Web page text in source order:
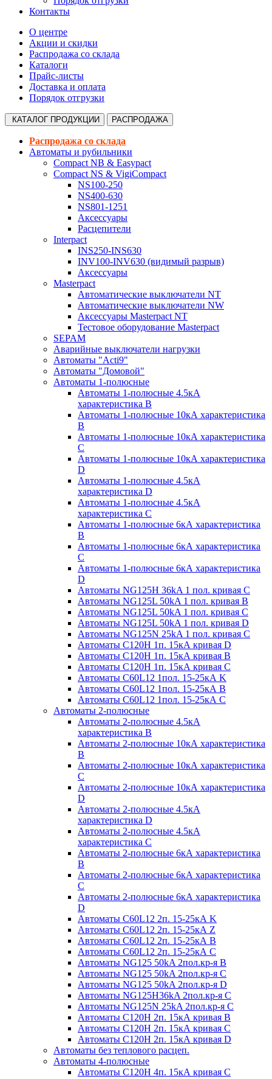
Контакты
О центре
Акции и скидки
Распродажа со склада
Каталоги
Прайс-листы
Доставка и оплата
Порядок отгрузки
КАТАЛОГ ПРОДУКЦИИ РАСПРОДАЖА
Распродажа со склада
Автоматы и рубильники
Compact NB & Easypact
Compact NS & VigiCompact
NS100-250
NS400-630
NS801-1251
Аксессуары
Расцепители
Interpact
INS250-INS630
INV100-INV630 (видимый разрыв)
Аксессуары
Masterpact
Автоматические выключатели NT
Автоматические выключатели NW
Аксессуары Masterpact NT
Тестовое оборудование Masterpact
SEPAM
Аварийные выключатели нагрузки
Автоматы "Acti9"
Автоматы "Домовой"
Автоматы 1-полюсные
Автоматы 1-полюсные 4.5кА
характеристика В
Автоматы 1-полюсные 10кА характеристика
B
Автоматы 1-полюсные 10кА характеристика
C
Автоматы 1-полюсные 10кА характеристика
D
Автоматы 1-полюсные 4.5кА
характеристика D
Автоматы 1-полюсные 4.5кА
характеристика С
Автоматы 1-полюсные 6кА характеристика
B
Автоматы 1-полюсные 6кА характеристика
C
Автоматы 1-полюсные 6кА характеристика
D
Автоматы NG125H 36kA 1 пол. кривая C
Автоматы NG125L 50kA 1 пол. кривая B
Автоматы NG125L 50kA 1 пол. кривая C
Автоматы NG125L 50kA 1 пол. кривая D
Автоматы NG125N 25kA 1 пол. кривая C
Автоматы С120H 1п. 15кА кривая D
Автоматы С120H 1п. 15кА кривая В
Автоматы С120H 1п. 15кА кривая С
Автоматы С60L12 1пол. 15-25кА K
Автоматы С60L12 1пол. 15-25кА В
Автоматы С60L12 1пол. 15-25кА С
Автоматы 2-полюсные
Автоматы 2-полюсные 4.5кА
характеристика В
Автоматы 2-полюсные 10кА характеристика
B
Автоматы 2-полюсные 10кА характеристика
C
Автоматы 2-полюсные 10кА характеристика
D
Автоматы 2-полюсные 4.5кА
характеристика D
Автоматы 2-полюсные 4.5кА
характеристика С
Автоматы 2-полюсные 6кА характеристика
B
Автоматы 2-полюсные 6кА характеристика
C
Автоматы 2-полюсные 6кА характеристика
D
Автоматы C60L12 2п. 15-25кА K
Автоматы C60L12 2п. 15-25кА Z
Автоматы C60L12 2п. 15-25кА B
Автоматы C60L12 2п. 15-25кА C
Автоматы NG125 50kA 2пол.кр-я B
Автоматы NG125 50kA 2пол.кр-я C
Автоматы NG125 50kA 2пол.кр-я D
Автоматы NG125H36kA 2пол.кр-я C
Автоматы NG125N 25kA 2пол.кр-я C
Автоматы С120H 2п. 15кА кривая B
Автоматы С120H 2п. 15кА кривая C
Автоматы С120H 2п. 15кА кривая D
Автоматы без теплового расцеп.
Автоматы 4-полюсные
Автоматы С120H 4п. 15кА кривая C